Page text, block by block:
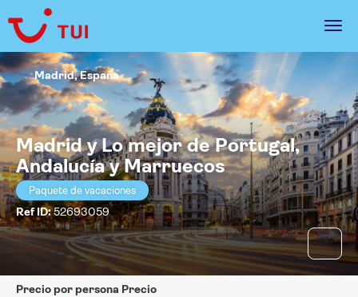
Madrid y Lo mejor de Portugal,
Andalucía y Marruecos
Paquete de vacaciones
Ref ID:52693059
Madrid, España
precio por persona Precio